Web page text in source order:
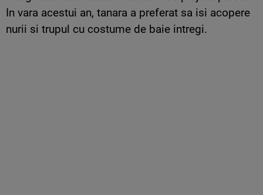
In vara acestui an, tanara a preferat sa isi acopere
nurii si trupul cu costume de baie intregi.